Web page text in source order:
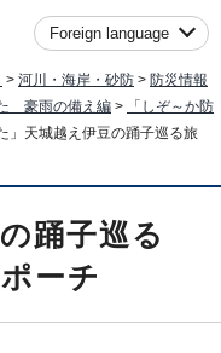
Foreign language
> 河川・海岸・砂防 > 防災情報
豪雨の備え編 >
「しぞ～か防
」天城越え伊豆の踊子巡る旅
踊子巡る
ーチ